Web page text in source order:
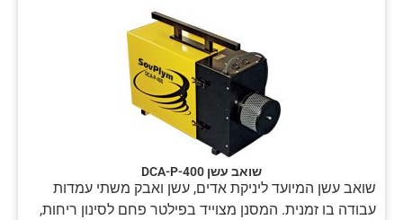
שואב עשן DCA-P-400
שואב עשן המיועד ליניקת אדים, עשן ואבק משתי עמדות
עבודה בו זמנית. המסנן מצוייד בפילטר פחם לסינון ריחות,